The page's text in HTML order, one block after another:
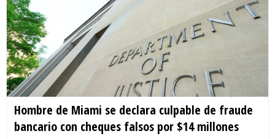
Hombre de Miami se declara culpable de fraude
bancario con cheques falsos por $14 millones